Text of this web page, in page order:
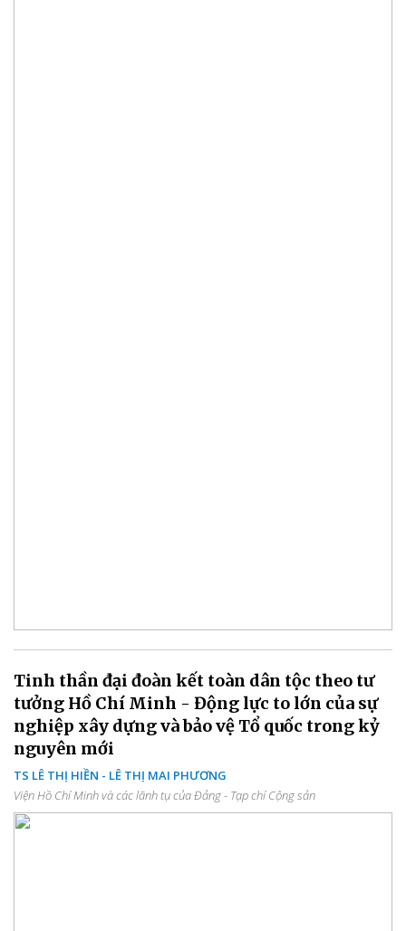
Tinh thần đại đoàn kết toàn dân tộc theo tư
tưởng Hồ Chí Minh - Động lực to lớn của sự
nghiệp xây dựng và bảo vệ Tổ quốc trong kỷ
nguyên mới
TS LÊ THỊ HIỀN - LÊ THỊ MAI PHƯƠNG
Viện Hồ Chí Minh và các lãnh tụ của Đảng - Tạp chí Cộng sản